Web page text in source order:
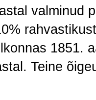
valminud
1851.
Teine